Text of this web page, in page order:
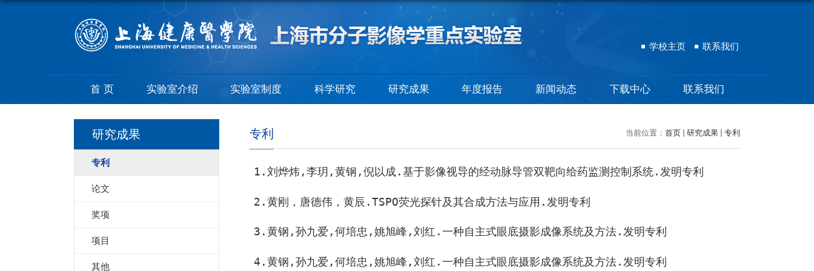
学校主页 联系我们
首 页 实验室介绍 实验室制度 科学研究 研究成果 年度报告 新闻动态 下载中心 联系我们
研究成果
专利
论文
奖项
项目
其他
当前位置： 首页 研究成果 专利
专利
1.刘烨炜,李玥 ,黄钢 ,倪以成.基于影像视导的经动脉导管双靶向给药监测控制系统. 发明专利
2.黄刚，唐德伟，黄辰 .TSPO荧光探针及其合成方法与应用 . 发明专利
3.黄钢 ,孙九爱 ,何培忠 ,姚旭峰 ,刘红 .一种自主式眼底摄影成像系统及方法. 发明专利
4.黄钢 ,孙九爱 ,何培忠 ,姚旭峰 ,刘红 .一种自主式眼底摄影成像系统及方法. 发明专利